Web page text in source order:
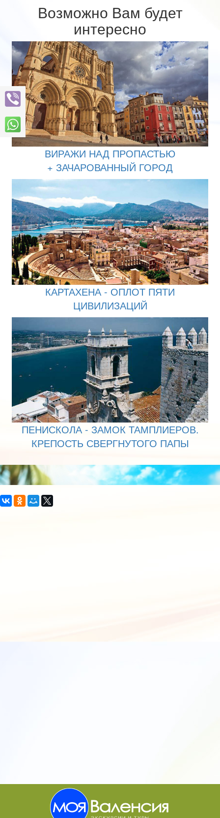
Возможно Вам будет
интересно
ВИРАЖИ НАД ПРОПАСТЬЮ
+ ЗАЧАРОВАННЫЙ ГОРОД
КАРТАХЕНА - ОПЛОТ ПЯТИ
ЦИВИЛИЗАЦИЙ
ПЕНИСКОЛА - ЗАМОК ТАМПЛИЕРОВ.
КРЕПОСТЬ СВЕРГНУТОГО ПАПЫ